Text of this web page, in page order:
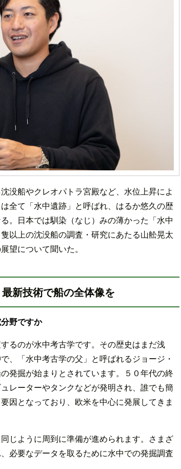
没船やクレオパトラ宮殿など、水位上昇によ
全て「水中遺跡」と呼ばれ、はるか悠久の歴
。日本では馴染（なじ）みの薄かった「水中
以上の沈没船の調査・研究にあたる山舩晃太
望について聞いた。
新技術で船の全体像を
野ですか
るのが水中考古学です。その歴史はまだ浅
、「水中考古学の父」と呼ばれるジョージ・
発掘が始まりとされています。５０年代の終
レーターやタンクなどが発明され、誰でも簡
因となっており、欧米を中心に発展してきま
じように周到に準備が進められます。さまざ
必要なデータを取るために水中での発掘調査